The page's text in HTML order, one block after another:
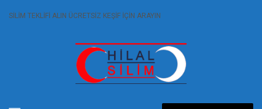
SİLİM TEKLİFİ ALIN ÜCRETSİZ KEŞİF İÇİN ARAYIN